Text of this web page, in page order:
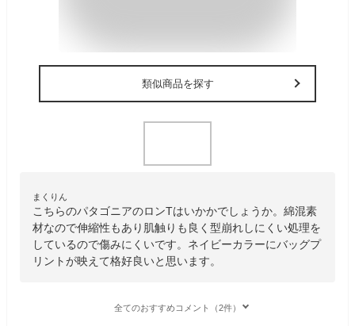
類似商品を探す
まくりん
こちらのパタゴニアのロンTはいかかでしょうか。綿混素
材なので伸縮性もあり肌触りも良く型崩れしにくい処理を
しているので傷みにくいです。ネイビーカラーにバッグプ
リントが映えて格好良いと思います。
全てのおすすめコメント（2件）